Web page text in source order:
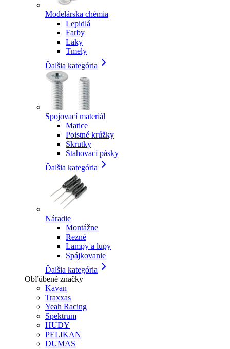
Modelárska chémia
Lepidlá
Farby
Laky
Tmely
Ďalšia kategória
Spojovací materiál
Matice
Poistné krúžky
Skrutky
Stahovací pásky
Ďalšia kategória
Náradie
Montážne
Rezné
Lampy a lupy
Spájkovanie
Ďalšia kategória
Obľúbené značky
Kavan
Traxxas
Yeah Racing
Spektrum
HUDY
PELIKAN
DUMAS